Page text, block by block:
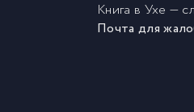
Книга в Ухе —
Почта для